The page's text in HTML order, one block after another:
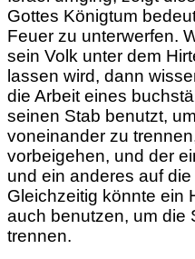
Gottes Königtum
Feuer zu unterwerfen.
sein Volk unter dem
lassen wird, dann
die Arbeit eines
seinen Stab benutzt,
voneinander zu
vorbeigehen, und der
und ein anderes auf
Gleichzeitig könnte ein
auch benutzen, um die
trennen.